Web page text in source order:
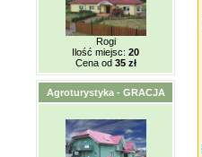
Rogi
Ilość miejsc: 20
Cena od 35 zł
Agroturystyka - GRACJA